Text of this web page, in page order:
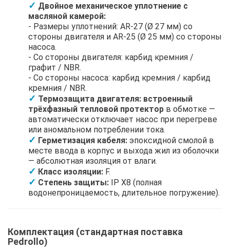
Двойное механическое уплотнение с
масляной камерой:
- Размеры уплотнений: AR-27 (Ø 27 мм) со
стороны двигателя и AR-25 (Ø 25 мм) со стороны
насоса.
- Со стороны двигателя: карбид кремния /
графит / NBR.
- Со стороны насоса: карбид кремния / карбид
кремния / NBR.
Термозащита двигателя: встроенный
трёхфазный тепловой протектор в обмотке —
автоматически отключает насос при перегреве
или аномальном потреблении тока.
Герметизация кабеля: эпоксидной смолой в
месте ввода в корпус и выхода жил из оболочки
— абсолютная изоляция от влаги.
Класс изоляции: F.
Степень защиты: IP X8 (полная
водонепроницаемость, длительное погружение).
Комплектация (стандартная поставка
Pedrollo)